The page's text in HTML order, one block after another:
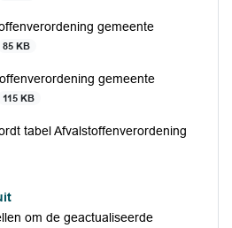
gemeente
85 KB
gemeente
115 KB
tabel Afvalstoffenverordening
om de geactualiseerde